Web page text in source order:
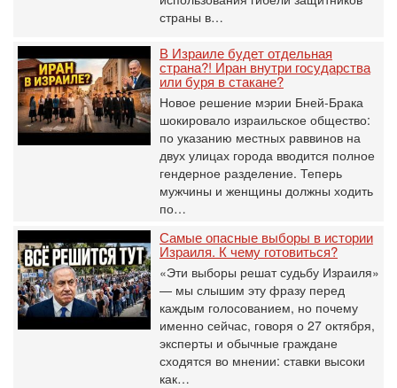
страны в…
В Израиле будет отдельная
страна?! Иран внутри государства
или буря в стакане?
Новое решение мэрии Бней-Брака
шокировало израильское общество:
по указанию местных раввинов на
двух улицах города вводится полное
гендерное разделение. Теперь
мужчины и женщины должны ходить
по…
Самые опасные выборы в истории
Израиля. К чему готовиться?
«Эти выборы решат судьбу Израиля»
— мы слышим эту фразу перед
каждым голосованием, но почему
именно сейчас, говоря о 27 октября,
эксперты и обычные граждане
сходятся во мнении: ставки высоки
как…